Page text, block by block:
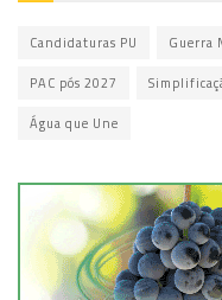
Candidaturas PU Guerra
PAC pós 2027
Água que Une